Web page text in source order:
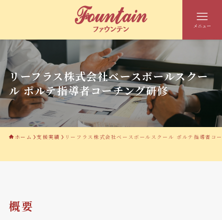
メニュー
リーフラス株式会社ベースボールスクー
ル ポルテ指導者コーチング研修
ホーム 支援実績 リーフラス株式会社ベースボールスクール ポルテ指導者コ
概要